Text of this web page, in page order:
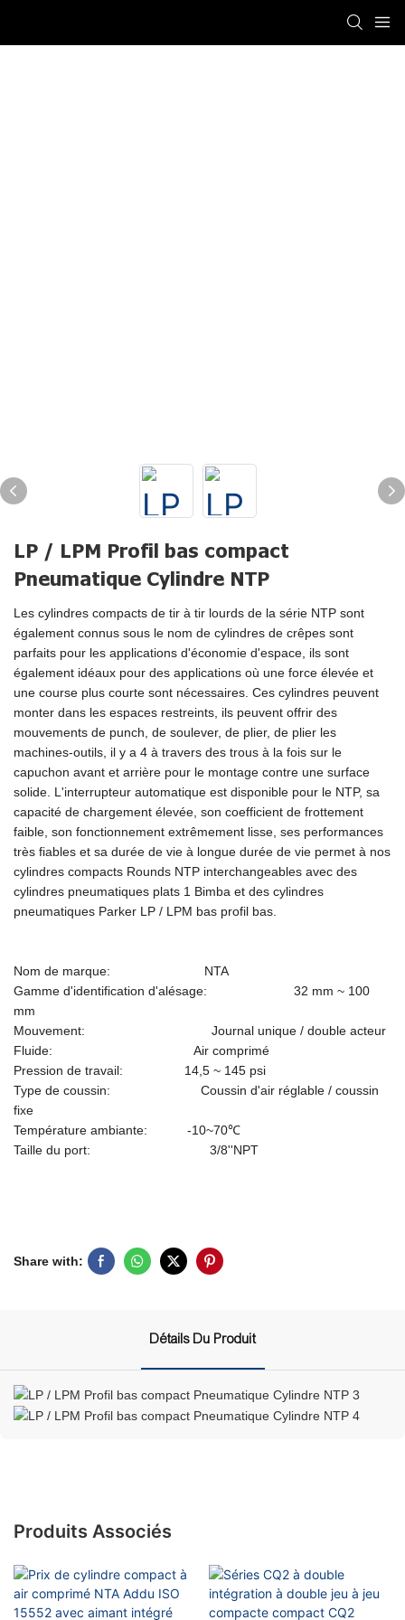
LP / LPM Profil bas compact
Pneumatique Cylindre NTP
Les cylindres compacts de tir à tir lourds de la série NTP sont
également connus sous le nom de cylindres de crêpes sont
parfaits pour les applications d'économie d'espace, ils sont
également idéaux pour des applications où une force élevée et
une course plus courte sont nécessaires. Ces cylindres peuvent
monter dans les espaces restreints, ils peuvent offrir des
mouvements de punch, de soulever, de plier, de plier les
machines-outils, il y a 4 à travers des trous à la fois sur le
capuchon avant et arrière pour le montage contre une surface
solide. L'interrupteur automatique est disponible pour le NTP, sa
capacité de chargement élevée, son coefficient de frottement
faible, son fonctionnement extrêmement lisse, ses performances
très fiables et sa durée de vie à longue durée de vie permet à nos
cylindres compacts Rounds NTP interchangeables avec des
cylindres pneumatiques plats 1 Bimba et des cylindres
pneumatiques Parker LP / LPM bas profil bas.
Nom de marque: NTA
Gamme d'identification d'alésage: 32 mm ~ 100
mm
Mouvement: Journal unique / double acteur
Fluide: Air comprimé
Pression de travail: 14,5 ~ 145 psi
Type de coussin: Coussin d'air réglable / coussin
fixe
Température ambiante: -10~70℃
Taille du port: 3/8''NPT
Share with:
Détails Du Produit
Produits Associés